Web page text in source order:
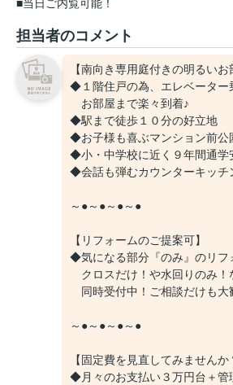
■当日ご内覧可能！
担当者のコメント
【南向き専用庭付きの明るいお
◆１階住戸の為、エレベーター
お部屋まで楽々到着♪
◆駅まで徒歩１０分の好立地
◆お子様も喜ぶマンション前
◆小・中学校に近く９年間通学
◆会話も弾むカウンターキッチ
～●～●～●～●
【リフォームのご提案可】
◆気になる部分『のみ』のリフ
クロスだけ！や水回りのみ！
同時受付中！ご相談だけも大
～●～●～●～●
【固定費を見直してみませんか
◆月々のお支払い３万円台＋管